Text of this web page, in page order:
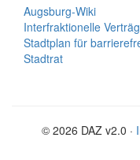
Augsburg-Wiki
Interfraktionelle
Stadtplan für
Stadtrat
© 2026 DAZ v2.0 ·